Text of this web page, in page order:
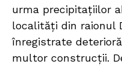
urma precipitațiilor
localități din raionul
înregistrate
multor construcții.